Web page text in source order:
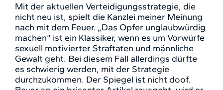
Mit der aktuellen Verteidigungsstrategie, die
nicht neu ist, spielt die Kanzlei meiner Meinung
nach mit dem Feuer. „Das Opfer unglaubwürdig
machen“ ist ein Klassiker, wenn es um Vorwürfe
sexuell motivierter Straftaten und männliche
Gewalt geht. Bei diesem Fall allerdings dürfte
es schwierig werden, mit der Strategie
durchzukommen. Der Spiegel ist nicht doof.